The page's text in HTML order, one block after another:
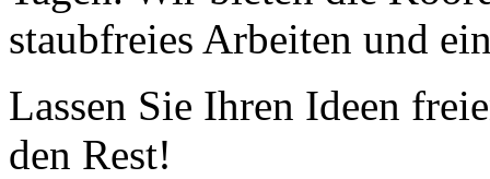
staubfreies Arbeiten und
Lassen Sie Ihren Ideen
den Rest!